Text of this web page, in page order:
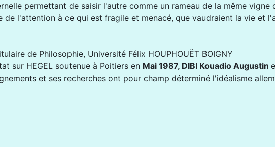
permettant de saisir l'autre comme un rameau de la même vigne
de l'attention à ce qui est fragile et menacé, que vaudraient la vie et
de Philosophie, Université Félix HOUPHOUËT BOIGNY
sur HEGEL soutenue à Poitiers en Mai 1987, DIBI Kouadio Augustin
et ses recherches ont pour champ déterminé l'idéalisme
are the future of Africa...but they must be given the opportunity!